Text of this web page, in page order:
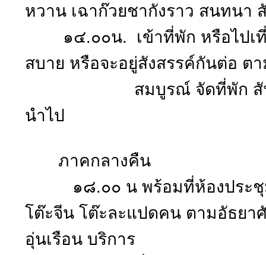
หวาน เฉาก๊วยชากังราว สนทนา
๑๔.๐๐น. เข้าที่พัก หรือไปเที่
สบาย หรือจะอยู่สังสรรค์กันต่อ ต
สมบูรณ์ จัดที่พัก สันติ จัน
นำไป
ภาคกลางคืน
๑๘.๐๐ น พร้อมที่ห้องประชุม
โต๊ะจีน โต๊ะละแปดคน ตามอัธย
อุ่นเรือน บริการ